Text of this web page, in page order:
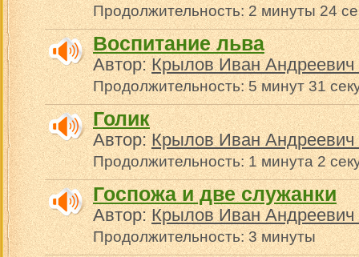
Продолжительность: 2 минуты 24
Воспитание льва
Автор:Крылов Иван Андреевич
Продолжительность: 5 минут 31
Голик
Автор:Крылов Иван Андреевич
Продолжительность: 1 минута 2
Госпожа и две служанки
Автор:Крылов Иван Андреевич
Продолжительность: 3 минуты